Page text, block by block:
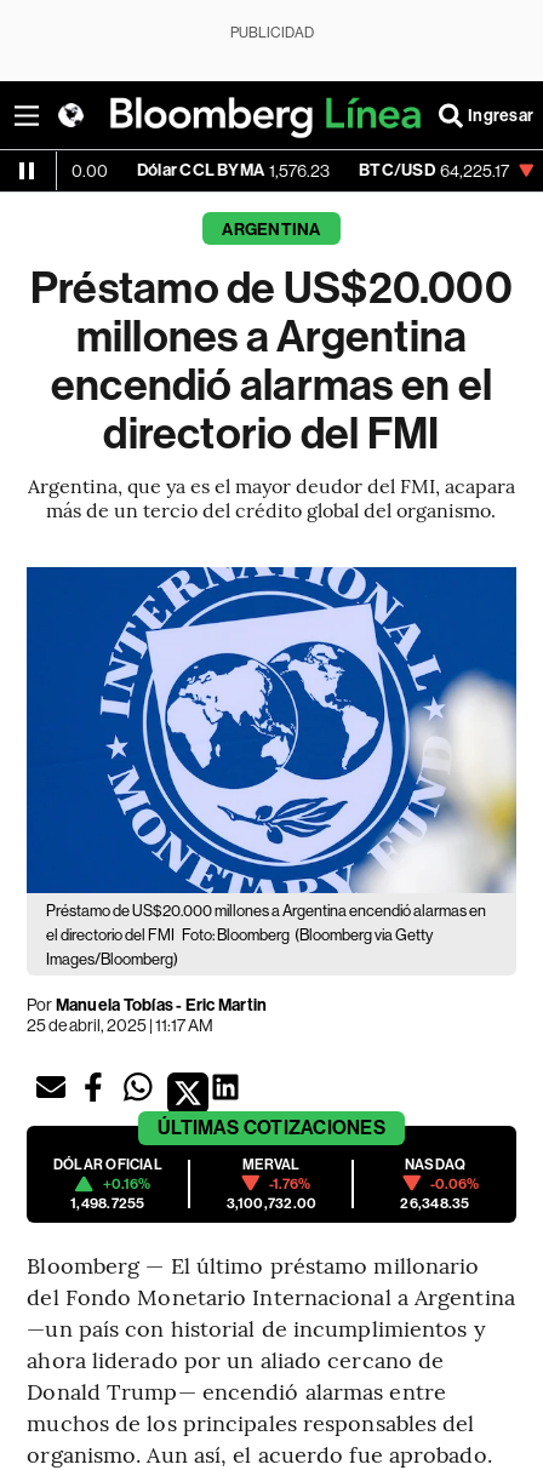
PUBLICIDAD
Ingresar
Dólar CCL BYMA 1,576.23 BTC/USD 64,225.17 -0.26%
ARGENTINA
Préstamo de US$20.000
millones a Argentina
encendió alarmas en el
directorio del FMI
Argentina, que ya es el mayor deudor del FMI, acapara
más de un tercio del crédito global del organismo.
Préstamo de US$20.000 millones a Argentina encendió alarmas en
el directorio del FMI
Foto: Bloomberg (Bloomberg via Getty
Images/Bloomberg)
PorManuela Tobías - Eric Martin
25 de abril, 2025 | 11:17 AM
ÚLTIMAS COTIZACIONES
DÓLAR OFICIAL
+0.16%
1,498.7255
MERVAL
-1.76%
3,100,732.00
NASDAQ
-0.06%
26,348.35
Bloomberg — El último préstamo millonario
del Fondo Monetario Internacional a Argentina
—un país con historial de incumplimientos y
ahora liderado por un aliado cercano de
Donald Trump— encendió alarmas entre
muchos de los principales responsables del
organismo. Aun así, el acuerdo fue aprobado.